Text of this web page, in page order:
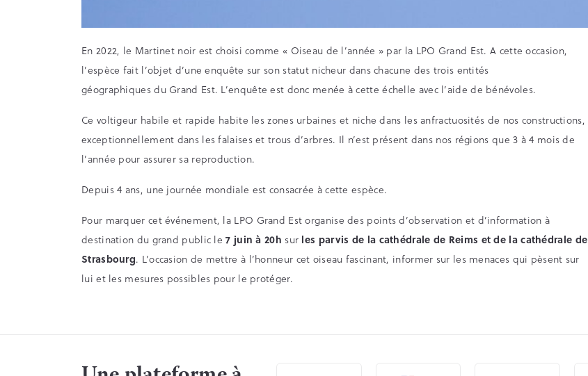
En 2022, le Martinet noir est choisi comme « Oiseau de l’année » par la LPO Grand Est. A cette occasion,
l’espèce fait l’objet d’une enquête sur son statut nicheur dans chacune des trois entités
géographiques du Grand Est. L’enquête est donc menée à cette échelle avec l’aide de bénévoles.
Ce voltigeur habile et rapide habite les zones urbaines et niche dans les anfractuosités de nos constructions,
exceptionnellement dans les falaises et trous d’arbres. Il n’est présent dans nos régions que 3 à 4 mois de
l’année pour assurer sa reproduction.
Depuis 4 ans, une journée mondiale est consacrée à cette espèce.
Pour marquer cet événement, la LPO Grand Est organise des points d’observation et d’information à
destination du grand public le7 juin à 20h sur les parvis de la cathédrale de Reims et de la cathédrale de
Strasbourg. L’occasion de mettre à l’honneur cet oiseau fascinant, informer sur les menaces qui pèsent sur
lui et les mesures possibles pour le protéger.